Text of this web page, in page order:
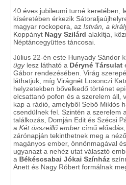
40 éves jubileumi turné keretében,
kíséretében érkezik
magyar rockopera, az István, a
Koppányt Nagy Szilárd alakítja,
Néptáncegyüttes táncosai.
Július 22-én este Hunyady Sándor
ügylesz látható a Déryné Társulat
Gábor rendezésében. Virág
láthatjuk, míg Virágnét Losonczi
helyzetekben bővelkedő történet
elcsattanó pofon és a szerelem áll,
kap a rádió, amelyből Sebő Miklós
csendülnek fel. Szintén a szerelem
találkozás, Domján Edit és Szécsi
a Két összeillő ember című
zárónapján tekinthetnek meg a
magányos ember, önnönmagával
ugyanazt a nehéz utat választó
a Békéscsabai Jókai Színház
Anett és Nagy Róbert formálnak